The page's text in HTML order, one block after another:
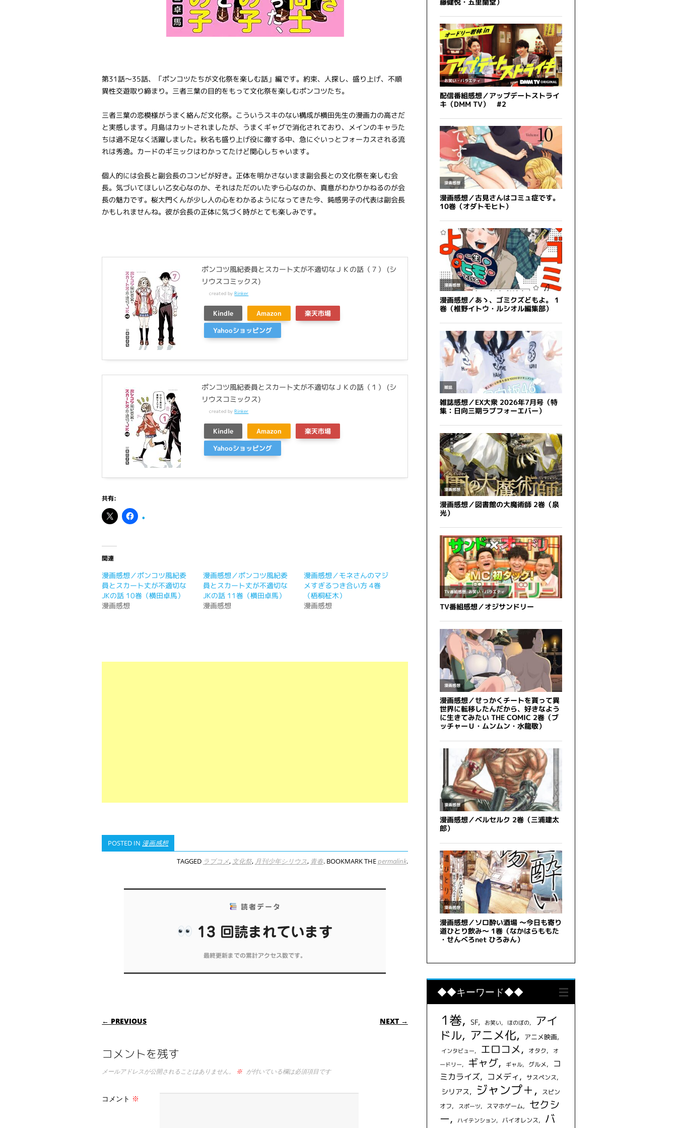
第31話～35話、「ポンコツたちが文化祭を楽しむ話」編です。約束、人探し、盛り上げ、不順
異性交遊取り締まり。三者三葉の目的をもって文化祭を楽しむポンコツたち。
三者三葉の恋模様がうまく絡んだ文化祭。こういうスキのない構成が横田先生の漫画力の高さだ
と実感します。月島はカットされましたが、うまくギャグで消化されており、メインのキャラた
ちは過不足なく活躍しました。秋名も盛り上げ役に徹する中、急にぐいっとフォーカスされる流
れは秀逸。カードのギミックはわかってたけど関心しちゃいます。
個人的には会長と副会長のコンビが好き。正体を明かさないまま副会長との文化祭を楽しむ会
長。気づいてほしい乙女心なのか、それはただのいたずら心なのか、真意がわかりかねるのが会
長の魅力です。桜大門くんが少し人の心をわかるようになってきた今、鈍感男子の代表は副会長
かもしれませんね。彼が会長の正体に気づく時がとても楽しみです。
ポンコツ風紀委員とスカート丈が不適切なＪＫの話（７） (シ
リウスコミックス)
created byRinker
Kindle Amazon
楽天市場
Yahooショッピング
ポンコツ風紀委員とスカート丈が不適切なＪＫの話（１） (シ
リウスコミックス)
created byRinker
Kindle Amazon
楽天市場
Yahooショッピング
共有:
関連
漫画感想／ポンコツ風紀委
員とスカート丈が不適切な
JKの話 10巻（横田卓馬）
漫画感想
漫画感想／ポンコツ風紀委
員とスカート丈が不適切な
JKの話 11巻（横田卓馬）
漫画感想
漫画感想／モネさんのマジ
メすぎるつき合い方 4巻
（梧桐柾木）
漫画感想
POSTED IN 漫画感想
TAGGED ラブコメ, 文化祭, 月刊少年シリウス, 青春. BOOKMARK THEpermalink.
読者データ
13 回読まれています
最終更新までの累計アクセス数です。
POST NAVIGATION
← PREVIOUS NEXT →
コメントを残す
メールアドレスが公開されることはありません。 ※ が付いている欄は必須項目です
コメント ※
◆◆キーワード◆◆
1巻 SF お笑い ほのぼの
アイ
ドル
アニメ化 アニメ映画
インタビュー エロコメ オタク
オ
ードリー
ギャグ ギャル グルメ
コ
ミカライズ
コメディ サスペンス
シリアス ジャンプ＋
スピン
オフ
スポーツ スマホゲーム
セクシ
ー
ハイテンション バイオレンス
バ